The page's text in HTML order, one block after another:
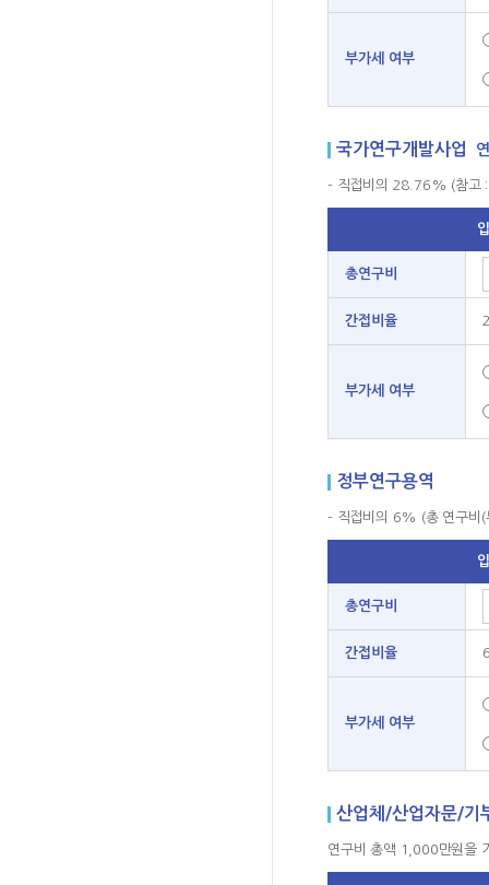
부가세 여부
국가연구개발사업
- 직접비의 28.76% (참고
총연구비
간접비율
부가세 여부
정부연구용역
- 직접비의 6% (총 연구
총연구비
간접비율
부가세 여부
산업체/산업자문/
연구비 총액 1,000만원을